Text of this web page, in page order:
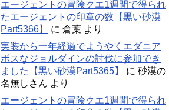
エージェントの冒険クエ1週間で得られ
たエージェントの印章の数【黒い砂漠
Part5366】
に 倉葉 より
実装から一年経過でようやくエダニア
ボスなジョルダインの討伐に参加でき
ました【黒い砂漠Part5365】
に 砂漠の
名無しさん より
エージェントの冒険クエ1週間で得られ